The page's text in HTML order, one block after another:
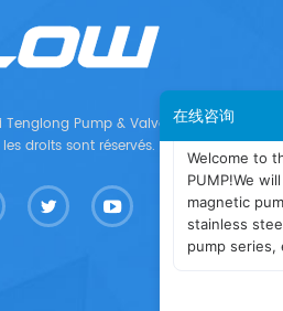
Pump & Valve
droits sont réservés.
在线咨询